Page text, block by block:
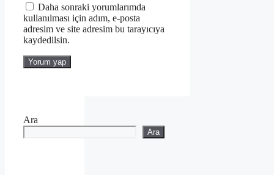
Daha sonraki yorumlarımda
kullanılması için adım, e-posta
adresim ve site adresim bu tarayıcıya
kaydedilsin.
Ara
Ara